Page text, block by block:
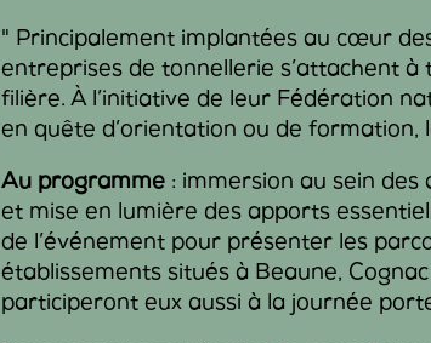
" Principalement implantées au cœur
entreprises de tonnellerie s’attachent
filière. À l’initiative de leur Fédération
en quête d’orientation ou de
Au programme : immersion au sein
et mise en lumière des apports
de l’événement pour présenter les
établissements situés à Beaune,
participeront eux aussi à la journée